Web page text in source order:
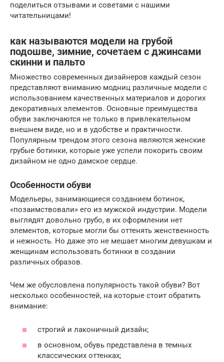
поделиться отзывами и советами с нашими
читательницами!
как называются модели на грубой
подошве, зимние, сочетаем с джинсами
скинни и пальто
Множество современных дизайнеров каждый сезон
представляют вниманию модниц различные модели с
использованием качественных материалов и дорогих
декоративных элементов. Основные преимущества
обуви заключаются не только в привлекательном
внешнем виде, но и в удобстве и практичности.
Популярным трендом этого сезона являются женские
грубые ботинки, которые уже успели покорить своим
дизайном не одно дамское сердце.
Особенности обуви
Модельеры, занимающиеся созданием ботинок,
«позаимствовали» его из мужской индустрии. Модели
выглядят довольно грубо, в их оформлении нет
элементов, которые могли бы оттенять женственность
и нежность. Но даже это не мешает многим девушкам и
женщинам использовать ботинки в создании
различных образов.
Чем же обусловлена популярность такой обуви? Вот
несколько особенностей, на которые стоит обратить
внимание:
строгий и лаконичный дизайн;
в основном, обувь представлена в темных
классических оттенках;